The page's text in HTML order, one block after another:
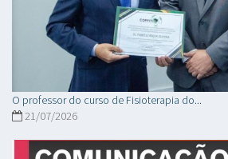
O professor do curso de Fisioterapia do...
21/07/2026